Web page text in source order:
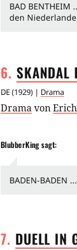
BAD
den
6. SKANDAL
DE(1929) | Drama
Dramavon
BlubberKingsagt:
BADEN-BADEN
7. DUELL IN